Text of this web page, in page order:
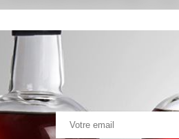
spiritueux
LA COTE